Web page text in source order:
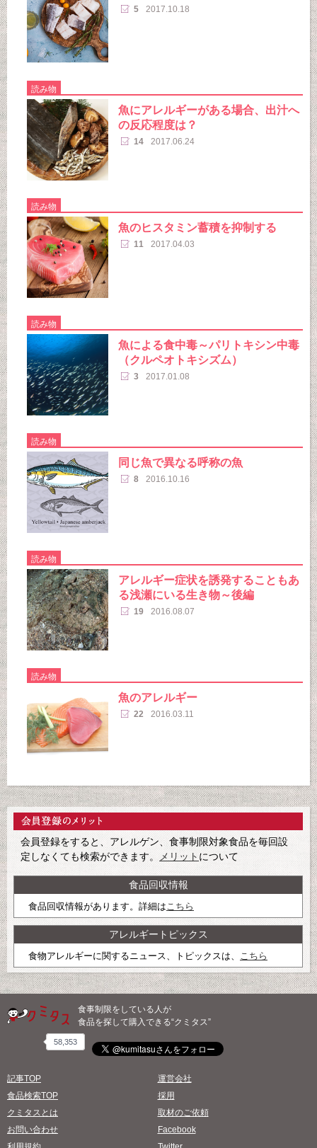
5 2017.10.18
読み物
魚にアレルギーがある場合、出汁へ
の反応程度は？
14 2017.06.24
読み物
魚のヒスタミン蓄積を抑制する
11 2017.04.03
読み物
魚による食中毒～パリトキシン中毒
（クルペオトキシズム）
3 2017.01.08
読み物
同じ魚で異なる呼称の魚
8 2016.10.16
読み物
アレルギー症状を誘発することもあ
る浅瀬にいる生き物～後編
19 2016.08.07
読み物
魚のアレルギー
22 2016.03.11
会員登録をすると、アレルゲン、食事制限対象食品を毎回設
定しなくても検索ができます。
メリット について
食品回収情報
食品回収情報があります。詳細はこちら
アレルギートピックス
食物アレルギーに関するニュース、トピックスは、 こちら
食事制限をしている人が
食品を探して購入できる“クミタス”
58,353
記事TOP
食品検索TOP
クミタスとは
お問い合わせ
運営会社
採用
取材のご依頼
Facebook